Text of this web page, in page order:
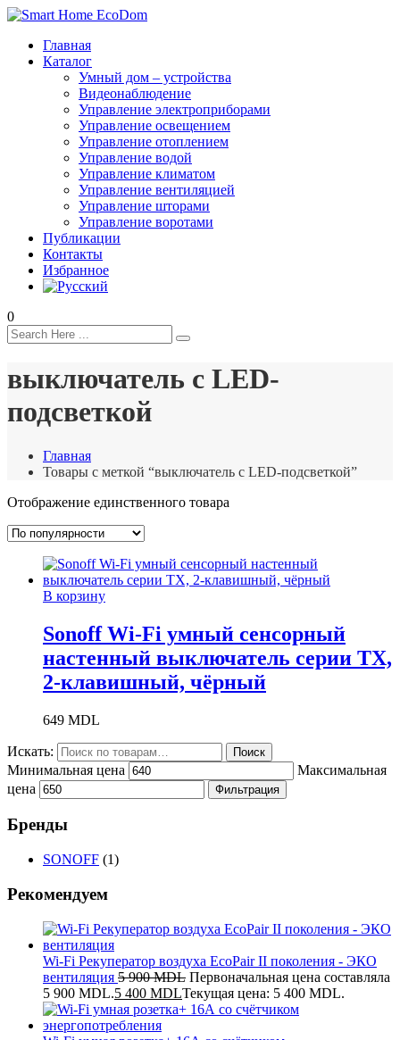
Главная
Каталог
Умный дом – устройства
Видеонаблюдение
Управление электроприборами
Управление освещением
Управление отоплением
Управление водой
Управление климатом
Управление вентиляцией
Управление шторами
Управление воротами
Публикации
Контакты
Избранное
0
выключатель с LED-
подсветкой
Главная
Товары с меткой “выключатель с LED-подсветкой”
Отображение единственного товара
В корзину
Sonoff Wi-Fi умный сенсорный
настенный выключатель серии TX,
2-клавишный, чёрный
649 MDL
Искать: Поиск
Минимальная цена
Максимальная
цена
Фильтрация
Бренды
SONOFF (1)
Рекомендуем
Wi-Fi Рекуператор воздуха EcoPair II поколения - ЭКО
вентиляция 5 900MDL Первоначальная цена составляла
5 900 MDL.5 400 MDLТекущая цена: 5 400 MDL.